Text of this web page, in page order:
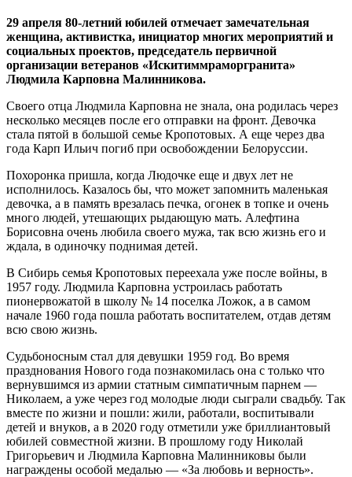
29 апреля 80-летний юбилей отмечает замечательная
женщина, активистка, инициатор многих мероприятий и
социальных проектов, председатель первичной
организации ветеранов «Искитиммраморгранита»
Людмила Карповна Малинникова.
Своего отца Людмила Карповна не знала, она родилась через
несколько месяцев после его отправки на фронт. Девочка
стала пятой в большой семье Кропотовых. А еще через два
года Карп Ильич погиб при освобождении Белоруссии.
Похоронка пришла, когда Людочке еще и двух лет не
исполнилось. Казалось бы, что может запомнить маленькая
девочка, а в память врезалась печка, огонек в топке и очень
много людей, утешающих рыдающую мать. Алефтина
Борисовна очень любила своего мужа, так всю жизнь его и
ждала, в одиночку поднимая детей.
В Сибирь семья Кропотовых переехала уже после войны, в
1957 году. Людмила Карповна устроилась работать
пионервожатой в школу № 14 поселка Ложок, а в самом
начале 1960 года пошла работать воспитателем, отдав детям
всю свою жизнь.
Судьбоносным стал для девушки 1959 год. Во время
празднования Нового года познакомилась она с только что
вернувшимся из армии статным симпатичным парнем —
Николаем, а уже через год молодые люди сыграли свадьбу. Так
вместе по жизни и пошли: жили, работали, воспитывали
детей и внуков, а в 2020 году отметили уже бриллиантовый
юбилей совместной жизни. В прошлому году Николай
Григорьевич и Людмила Карповна Малинниковы были
награждены особой медалью — «За любовь и верность».